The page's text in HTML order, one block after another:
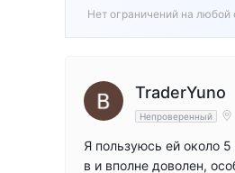
TraderYuno
Непроверенный
Я пользуюсь ей около
в и вполне доволен,